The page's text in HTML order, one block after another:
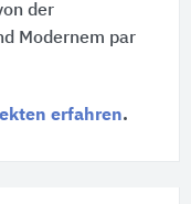
der
Modernem par
erfahren.